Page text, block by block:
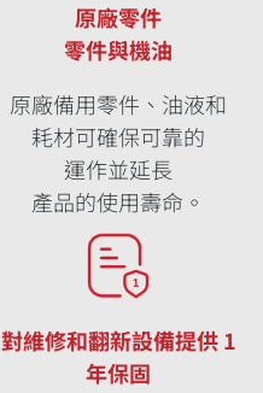
原廠零件
零件與機油
原廠備用零件、油液和
耗材可確保可靠的
運作並延長
產品的使用壽命。
對維修和翻新設備提供 1
年保固